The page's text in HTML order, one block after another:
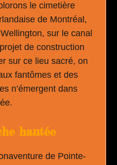
le cimetière
de Montréal,
sur le canal
de construction
sur ce lieu sacré, on
fantômes et des
n’émergent dans
hantée
de Pointe-